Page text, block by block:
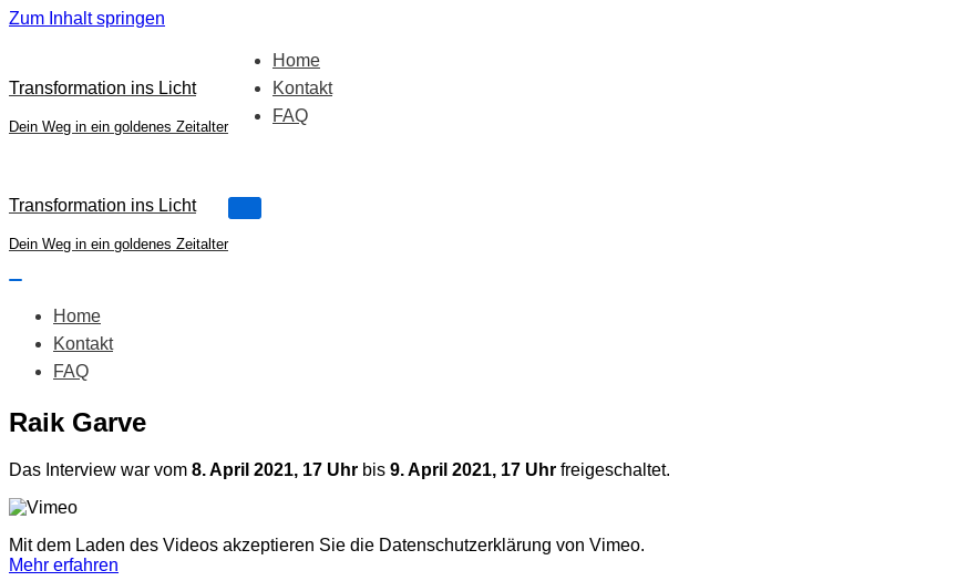
Zum Inhalt springen
Transformation ins Licht
Dein Weg in ein goldenes Zeitalter
Home
Kontakt
FAQ
Transformation ins Licht
Dein Weg in ein goldenes Zeitalter
Navigations-
Home
Kontakt
FAQ
Raik Garve
Das Interview war vom 8. April 2021, 17 Uhr bis 9. April 2021, 17 Uhr freigeschaltet.
Mit dem Laden des Videos akzeptieren Sie die Datenschutzerklärung von Vimeo.
Mehr erfahren